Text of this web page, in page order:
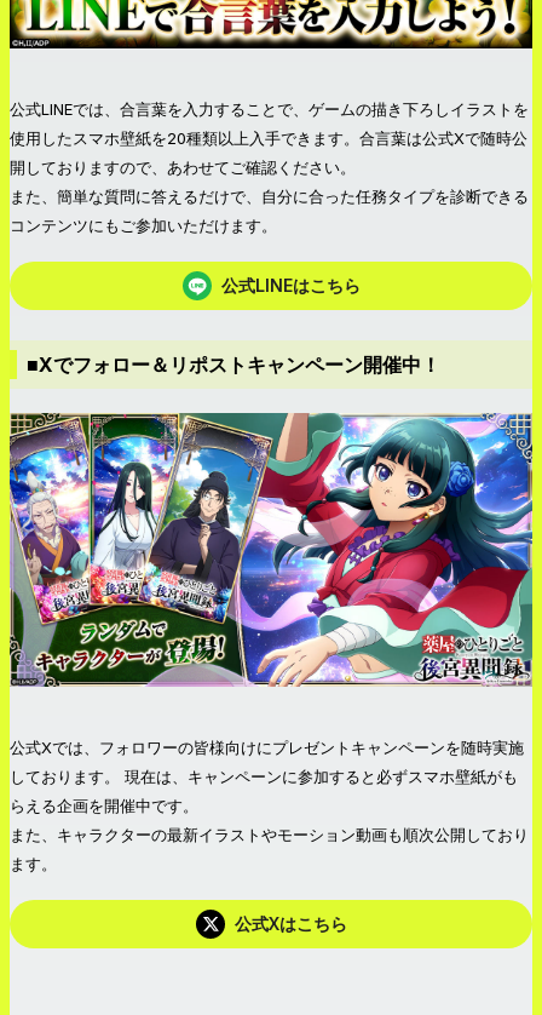
公式LINEでは、合言葉を入力することで、ゲームの描き下ろしイラストを
使用したスマホ壁紙を20種類以上入手できます。合言葉は公式Xで随時公
開しておりますので、あわせてご確認ください。
また、簡単な質問に答えるだけで、自分に合った任務タイプを診断できる
コンテンツにもご参加いただけます。
公式LINEはこちら
■Xでフォロー＆リポストキャンペーン開催中！
公式Xでは、フォロワーの皆様向けにプレゼントキャンペーンを随時実施
しております。 現在は、キャンペーンに参加すると必ずスマホ壁紙がも
らえる企画を開催中です。
また、キャラクターの最新イラストやモーション動画も順次公開しており
ます。
公式Xはこちら